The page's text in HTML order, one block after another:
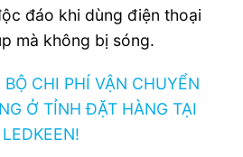
đáo khi dùng điện thoại
mà không bị sóng.
BỘ CHI PHÍ VẬN CHUYỂN
Ở TỈNH ĐẶT HÀNG TẠI
LEDKEEN!